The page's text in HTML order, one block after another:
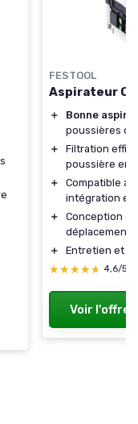
FESTOOL
Aspirateur
＋
Bonne
poussières
＋
Filtration
poussière en
＋
Compatible
intégration et
＋
Conception
déplacement
＋
Entretien et
★★★★★
★★★★★ 4,6/5
Voir l'offre